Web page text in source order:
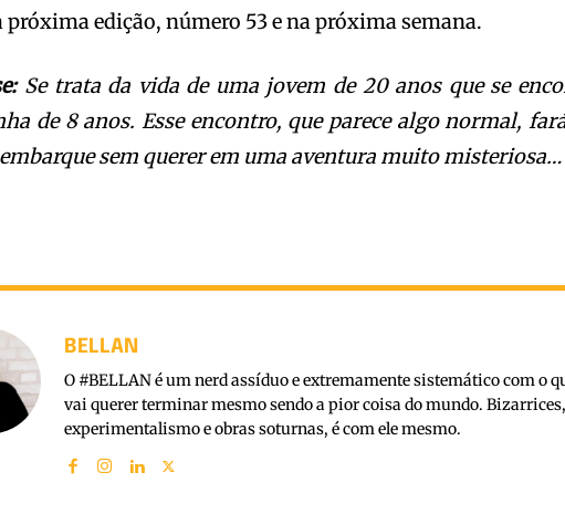
próxima edição, número 53 e na próxima semana.
Se trata da vida de uma jovem de 20 anos que se
de 8 anos. Esse encontro, que parece algo normal,
sem querer em uma aventura muito misteriosa…
BELLAN
O #BELLAN é um nerd assíduo e extremamente sistemático com o
vai querer terminar mesmo sendo a pior coisa do mundo. Bizarrices,
experimentalismo e obras soturnas, é com ele mesmo.